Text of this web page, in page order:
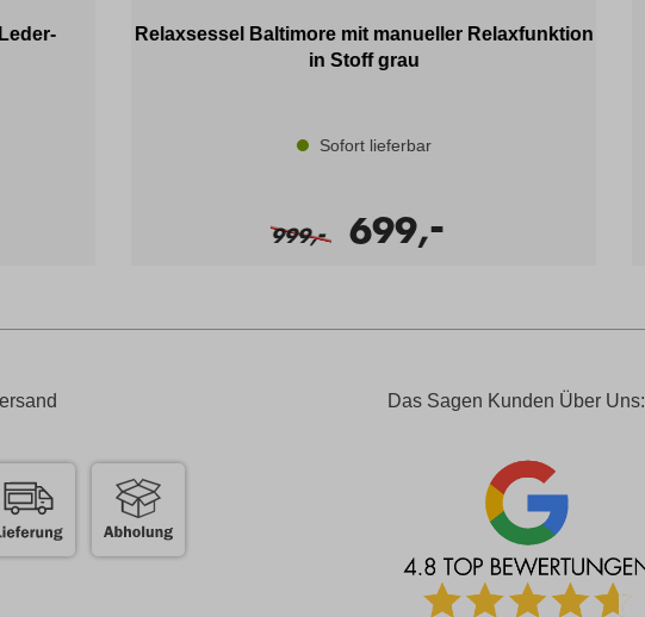
Relaxsessel Baltimore mit manueller Relaxfunktion
in Stoff grau
Sofort lieferbar
999,- 699,
-
Das Sagen Kunden Über Uns: